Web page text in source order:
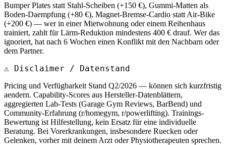
Bumper Plates statt Stahl-Scheiben (+150 €), Gummi-Matten als
Boden-Daempfung (+80 €), Magnet-Bremse-Cardio statt Air-Bike
(+200 €) — wer in einer Mietwohnung oder einem Reihenhaus
trainiert, zahlt für Lärm-Reduktion mindestens 400 € drauf. Wer das
ignoriert, hat nach 6 Wochen einen Konflikt mit den Nachbarn oder
dem Partner.
⚠ Disclaimer / Datenstand
Pricing und Verfügbarkeit Stand Q2/2026 — können sich kurzfristig
aendern. Capability-Scores aus Hersteller-Datenblättern,
aggregierten Lab-Tests (Garage Gym Reviews, BarBend) und
Community-Erfahrung (r/homegym, r/powerlifting). Trainings-
Bewertung ist Hilfestellung, kein Ersatz für eine individuelle
Beratung. Bei Vorerkrankungen, insbesondere Ruecken oder
Gelenken, vorher mit deinem Arzt oder Physiotherapeuten sprechen.